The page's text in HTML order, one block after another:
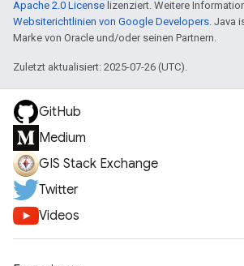
Apache 2.0 License lizenziert. Weitere
Websiterichtlinien von Google Developers. Java
Marke von Oracle und/oder seinen Partnern.
Zuletzt aktualisiert: 2025-07-26 (UTC).
GitHub
Medium
GIS Stack Exchange
Twitter
Videos